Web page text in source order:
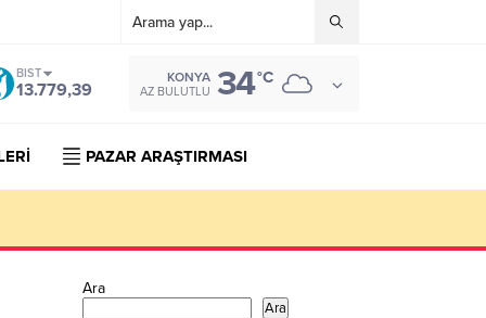
BIST
13.779,39
KONYA
AZ BULUTLU 34°C
PAZAR ARAŞTIRMASI
Ara
Ara